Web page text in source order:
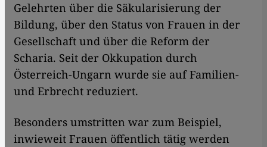
Gelehrten über die Säkularisierung der
Bildung, über den Status von Frauen in der
Gesellschaft und über die Reform der
Scharia. Seit der Okkupation durch
Österreich-Ungarn wurde sie auf Familien-
und Erbrecht reduziert.
Besonders umstritten war zum Beispiel,
inwieweit Frauen öffentlich tätig werden